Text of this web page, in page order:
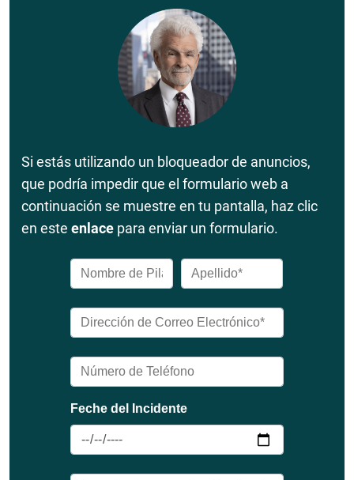
Si estás utilizando un bloqueador de anuncios,
que podría impedir que el formulario web a
continuación se muestre en tu pantalla, haz clic
en este enlace para enviar un formulario.